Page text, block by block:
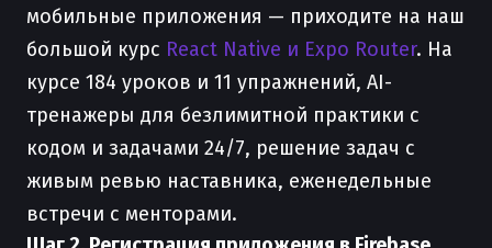
мобильные приложения — приходите на наш
большой курс React Native и Expo Router. На
курсе 184 уроков и 11 упражнений, AI-
тренажеры для безлимитной практики с
кодом и задачами 24/7, решение задач с
живым ревью наставника, еженедельные
встречи с менторами.